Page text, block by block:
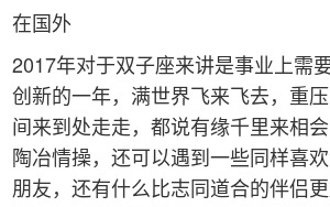
在国外
2017年对于双子座来讲是事业上需
创新的一年，满世界飞来飞去，重
间来到处走走，都说有缘千里来相
陶冶情操，还可以遇到一些同样喜
朋友，还有什么比志同道合的伴侣